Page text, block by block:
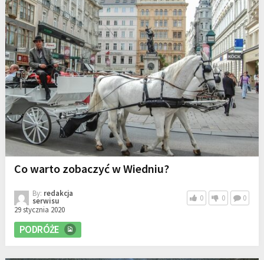
Co warto zobaczyć w Wiedniu?
By: redakcja
serwisu
29 stycznia 2020
0 0 0
PODRÓŻE